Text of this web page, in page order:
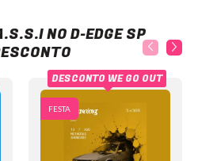
NO D-EDGE SP
FESTA
DESCONTO WE GO OUT